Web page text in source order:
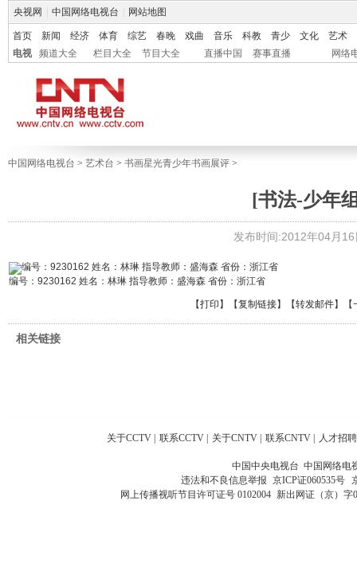
央视网 中国网络电视台 网站地图
首页 新闻 经济 体育 综艺 春晚 戏曲 音乐 科教 青少 文化
艺术
电视
频道大全 栏目大全 节目大全 直播中国 赛事直播 网络
中国网络电视台 > 艺术台 > 书画星光青少年书画展评 >
[书法-少年
发布时间:2012年04月
编号：9230162 姓名：林琳 指导教师：盛海森 省份：浙江省
【打印 】【复制链接】【转发邮件】
相关链接
关于CCTV 联系CCTV 关于CNTV 联系CNTV 人才招聘
中国中央电视台 中国网络电
违法和不良信息举报 京ICP证060535号
网上传播视听节目许可证号 0102004 新出网证（京）